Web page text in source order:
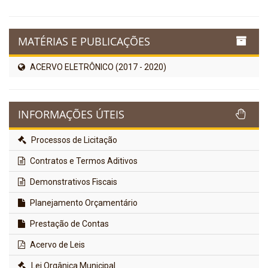
MATÉRIAS E PUBLICAÇÕES
ACERVO ELETRÔNICO (2017 - 2020)
INFORMAÇÕES ÚTEIS
Processos de Licitação
Contratos e Termos Aditivos
Demonstrativos Fiscais
Planejamento Orçamentário
Prestação de Contas
Acervo de Leis
Lei Orgânica Municipal